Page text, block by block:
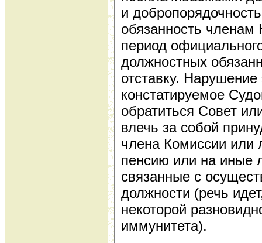
и
обязанность членам
период
должностных
отставку. Нарушение
констатируемое
обратиться Совет
влечь за собой
члена Комиссии или
пенсию или на иные
связанные с
должности (речь
некоторой
иммунитета).